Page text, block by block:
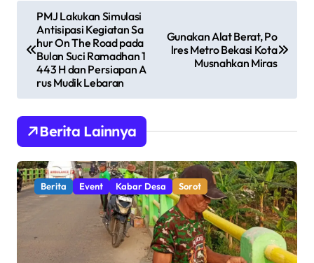
g
a
s
i
p
o
s
PMJ Lakukan Simulasi
Antisipasi Kegiatan Sa
hur On The Road pada
Bulan Suci Ramadhan 1
443 H dan Persiapan A
rus Mudik Lebaran
Gunakan Alat Berat, Po
lres Metro Bekasi Kota
Musnahkan Miras
Berita Lainnya
Berita Event Kabar Desa Sorot